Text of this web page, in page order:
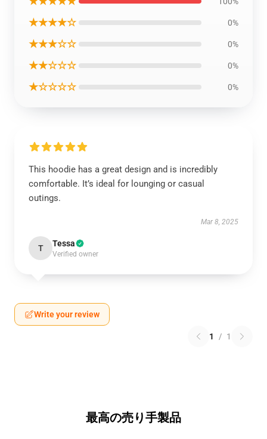
★★★★☆ 0%
★★★☆☆ 0%
★★☆☆☆ 0%
★☆☆☆☆ 0%
This hoodie has a great design and is incredibly
comfortable. It’s ideal for lounging or casual
outings.
Mar 8, 2025
T Tessa
Verified owner
Write your review
1 / 1
最高の売り手製品